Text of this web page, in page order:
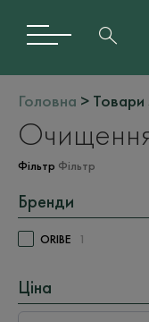
Головна >
Фільтр Фільтр
Бренди
ORIBE 1
Ціна